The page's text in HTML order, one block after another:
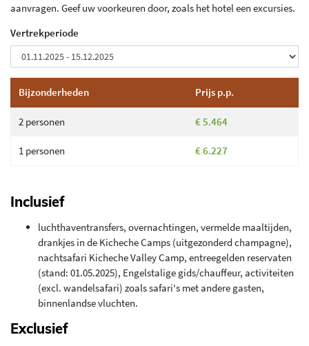
aanvragen. Geef uw voorkeuren door, zoals het hotel een excursies.
Vertrekperiode
Bijzonderheden Prijs p.p.
2 personen € 5.464
1 personen € 6.227
Inclusief
luchthaventransfers, overnachtingen, vermelde maaltijden,
drankjes in de Kicheche Camps (uitgezonderd champagne),
nachtsafari Kicheche Valley Camp, entreegelden reservaten
(stand: 01.05.2025), Engelstalige gids/chauffeur, activiteiten
(excl. wandelsafari) zoals safari's met andere gasten,
binnenlandse vluchten.
Exclusief